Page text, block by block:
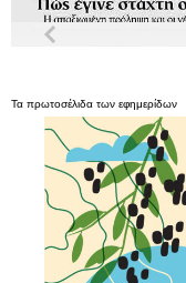
Τα πρωτοσέλιδα των εφημερίδων